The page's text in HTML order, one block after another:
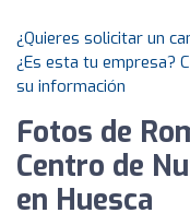
¿Quieres solicitar un
¿Es esta tu empresa?
su información
Fotos de
Centro de
en Huesca